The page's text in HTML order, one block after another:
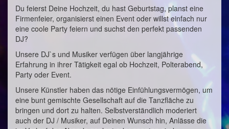
Du feierst Deine Hochzeit, du hast Geburtstag, planst eine
Firmenfeier, organisierst einen Event oder willst einfach nur
eine coole Party feiern und suchst den perfekt passenden
DJ?
Unsere DJ`s und Musiker verfügen über langjährige
Erfahrung in ihrer Tätigkeit egal ob Hochzeit, Polterabend,
Party oder Event.
Unsere Künstler haben das nötige Einfühlungsvermögen, um
eine bunt gemischte Gesellschaft auf die Tanzfläche zu
bringen und dort zu halten. Selbstverständlich moderiert
auch der DJ / Musiker, auf Deinen Wunsch hin, Anlässe die